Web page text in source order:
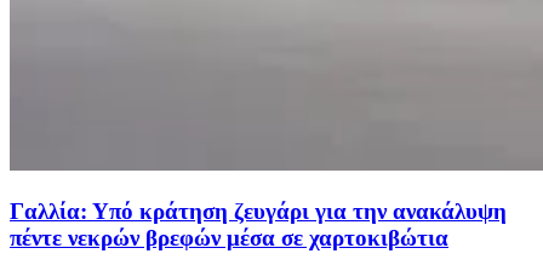
Γαλλία: Υπό κράτηση ζευγάρι για την ανακάλυψη
πέντε νεκρών βρεφών μέσα σε χαρτοκιβώτια